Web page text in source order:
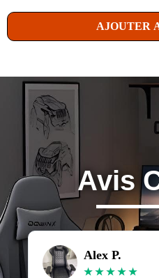
AJOUTER
Avis
Alex P.
★ ★ ★ ★ ★